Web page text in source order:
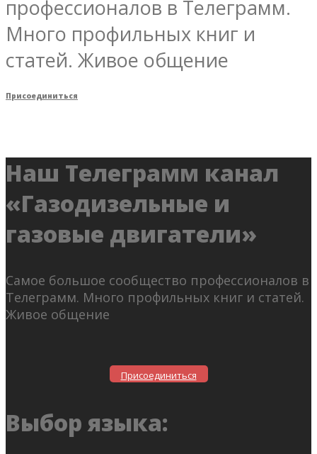
профессионалов в Телеграмм.
Много профильных книг и
статей. Живое общение
Присоединиться
Наш Телеграмм канал
«Газодизельные и
газовые двигатели»
Самое большое сообщество профессионалов в
Телеграмм. Много профильных книг и статей.
Живое общение
Присоединиться
Выбор языка: